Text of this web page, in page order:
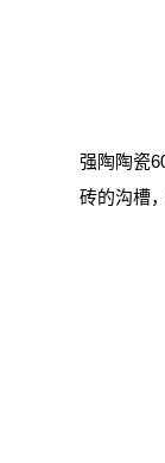
强陶陶瓷
砖的沟槽